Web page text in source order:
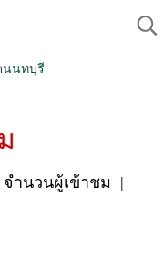
นนทบุรี
จำนวนผู้เข้าชม |